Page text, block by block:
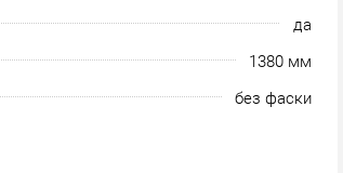
да
1380 мм
без фаски